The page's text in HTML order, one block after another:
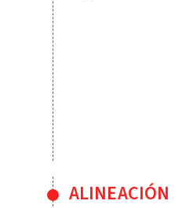
ALINEACIÓN